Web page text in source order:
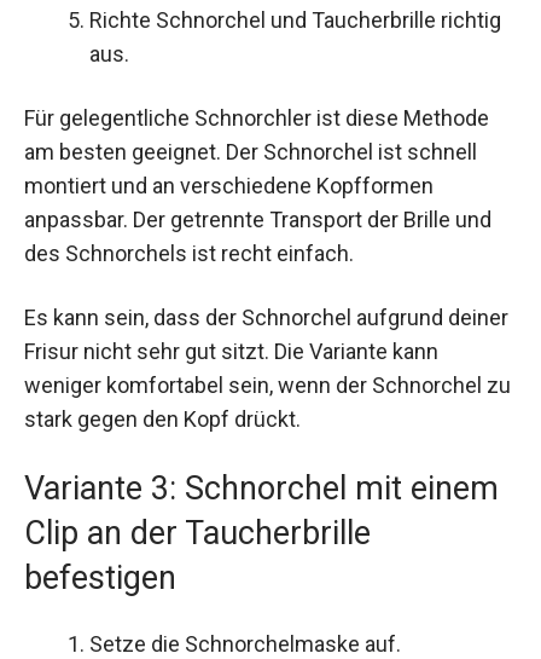
Richte Schnorchel und Taucherbrille richtig
aus.
Für gelegentliche Schnorchler ist diese Methode
am besten geeignet. Der Schnorchel ist schnell
montiert und an verschiedene Kopfformen
anpassbar. Der getrennte Transport der Brille und
des Schnorchels ist recht einfach.
Es kann sein, dass der Schnorchel aufgrund deiner
Frisur nicht sehr gut sitzt. Die Variante kann
weniger komfortabel sein, wenn der Schnorchel zu
stark gegen den Kopf drückt.
Variante 3: Schnorchel mit einem
Clip an der Taucherbrille
befestigen
Setze die Schnorchelmaske auf.